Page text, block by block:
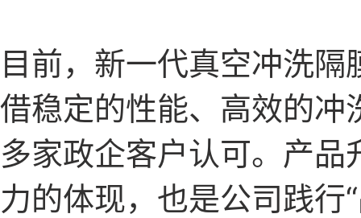
目前，新一代真空冲洗
借稳定的性能、高效的
多家政企客户认可。产
力的体现，也是公司践行